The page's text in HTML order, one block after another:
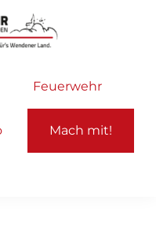
Feuerwehr
Mach mit!